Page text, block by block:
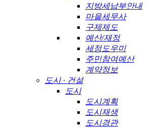
지방세납부안내
마을세무사
구제제도
예산/재정
세정도우미
주민참여예산
계약정보
도시 · 건설
도시
도시계획
도시재생
도시경관